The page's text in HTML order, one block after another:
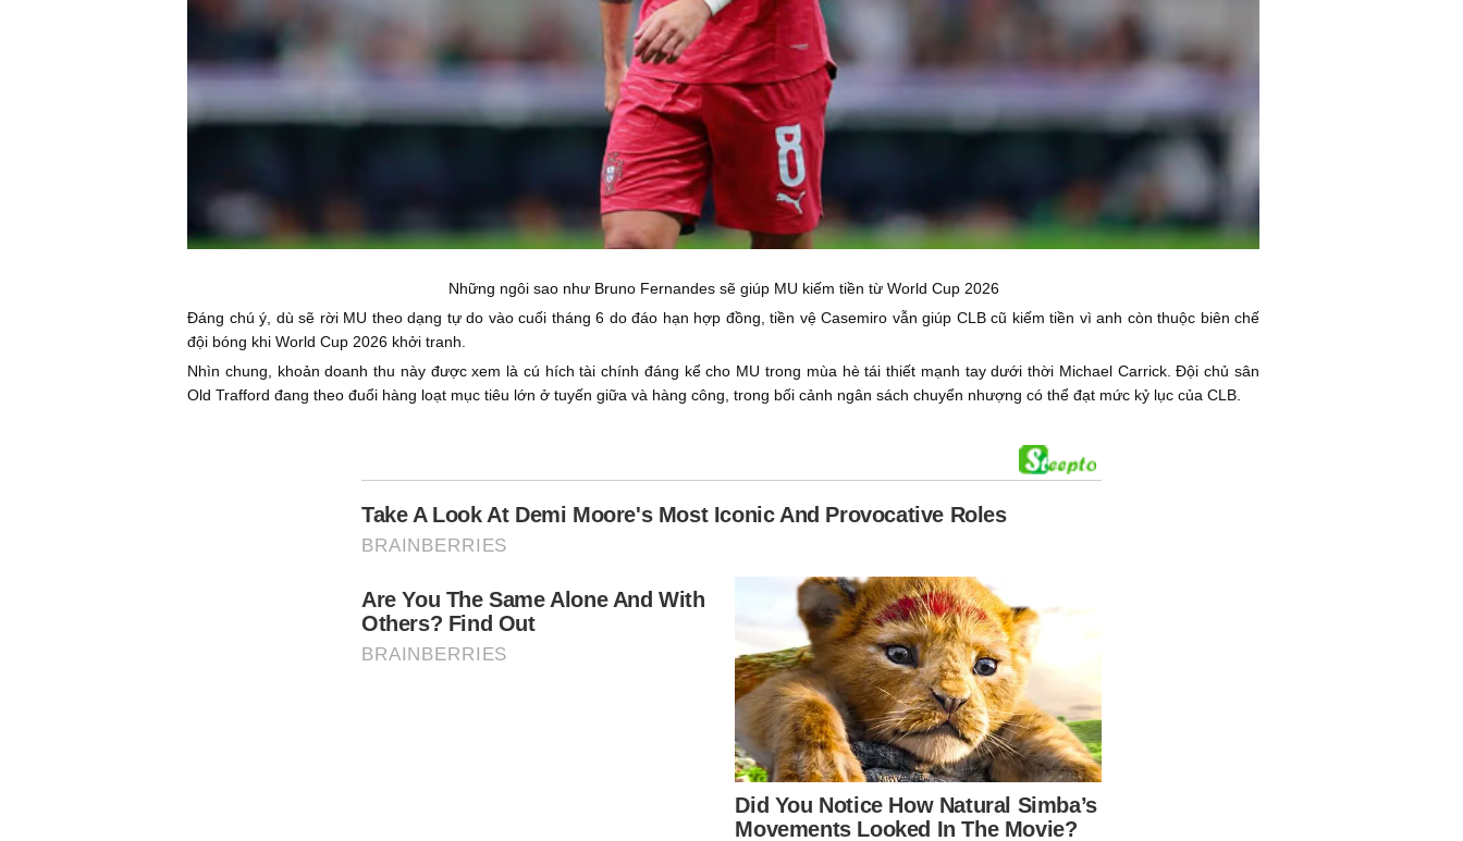
Những ngôi sao như Bruno Fernandes sẽ giúp MU kiếm tiền từ World Cup 2026
Đáng chú ý, dù sẽ rời MU theo dạng tự do vào cuối tháng 6 do đáo hạn hợp đồng, tiền vệ Casemiro vẫn giúp CLB cũ kiếm tiền vì anh còn thuộc biên chế
đội bóng khi World Cup 2026 khởi tranh.
Nhìn chung, khoản doanh thu này được xem là cú hích tài chính đáng kể cho MU trong mùa hè tái thiết mạnh tay dưới thời Michael Carrick. Đội chủ sân
Old Trafford đang theo đuổi hàng loạt mục tiêu lớn ở tuyến giữa và hàng công, trong bối cảnh ngân sách chuyển nhượng có thể đạt mức kỷ lục của CLB.